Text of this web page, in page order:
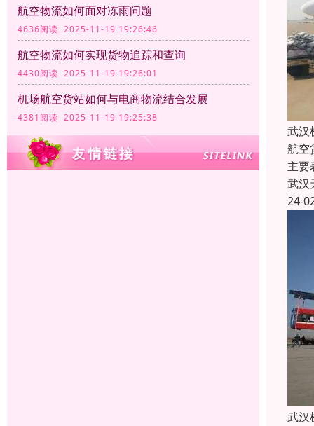
航空物流如何面对冻雨问题
4636阅读 2025-11-19 19:26:46
航空物流如何实现货物追踪和查询
4430阅读 2025-11-19 19:26:01
机场航空货站如何与电商物流结合发展
4381阅读 2025-11-19 19:25:38
武汉
航空
主要
武汉
24-
武汉